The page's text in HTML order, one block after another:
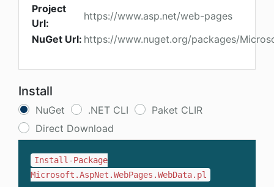
Project
Url:
https://www.asp.net/web-pages
NuGet Url: https://www.nuget.org/packages/
Install
NuGet .NET CLI
Paket CLIR
Direct Download
Install-Package
Microsoft.AspNet.WebPages.WebData.pl